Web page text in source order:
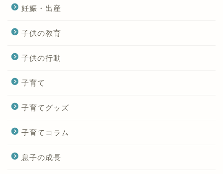
妊娠・出産
子供の教育
子供の行動
子育て
子育てグッズ
子育てコラム
息子の成長